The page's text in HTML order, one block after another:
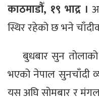
काठमाडौँ, १९ भाद्र ।
स्थिर रहेको छ भने
बुधबार सुन
भएको नेपाल सुनचाँदी
यस अघि सोमबार र